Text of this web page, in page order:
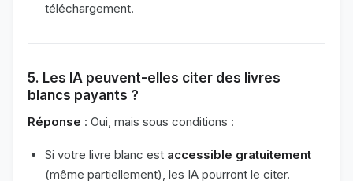
téléchargement.
5. Les IA peuvent-elles citer des livres
blancs payants ?
Réponse : Oui, mais sous conditions :
Si votre livre blanc est accessible gratuitement
(même partiellement), les IA pourront le citer.